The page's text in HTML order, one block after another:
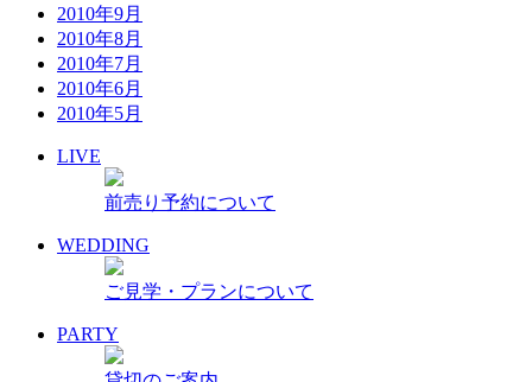
2010年9月
2010年8月
2010年7月
2010年6月
2010年5月
LIVE
前売り予約について
WEDDING
ご見学・プランについて
PARTY